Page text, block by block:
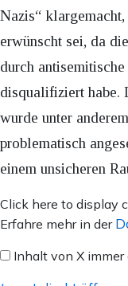
Nazis“
erwünscht sei, da
durch
disqualifiziert habe.
wurde unter
problematisch
einem unsicheren
Inhalt
von
anzeigen
Click here to display
Erfahre mehr in der
Inhalt von X immer